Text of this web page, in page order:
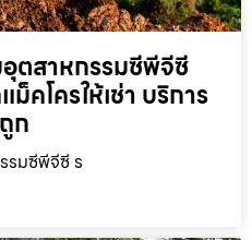
อุตสาหกรรมซีพีจีซี
คโครให้เช่า บริการ
ก
รมซีพีจีซี ร